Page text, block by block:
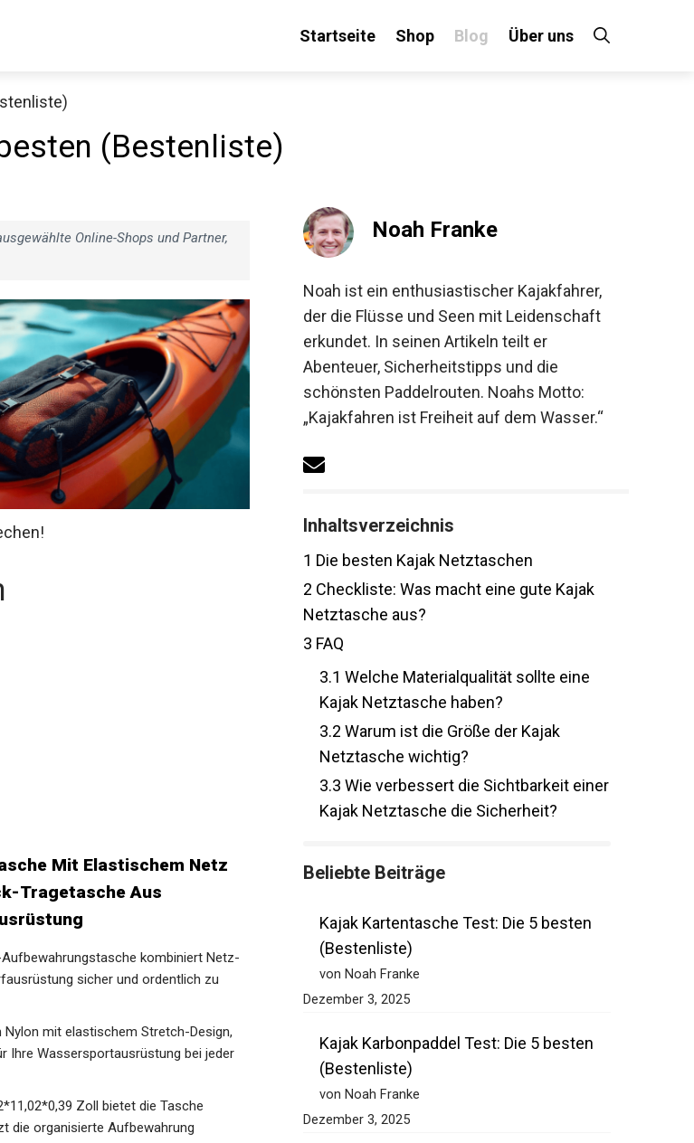
Startseite Shop Blog Über uns
Online-Shops und Partner,
Mit Elastischem Netz
Tragetasche Aus
kombiniert Netz-
mit elastischem Stretch-Design,
Noah Franke
Noah ist ein enthusiastischer Kajakfahrer,
der die Flüsse und Seen mit Leidenschaft
erkundet. In seinen Artikeln teilt er
Abenteuer, Sicherheitstipps und die
schönsten Paddelrouten. Noahs Motto:
„Kajakfahren ist Freiheit auf dem Wasser.“
Inhaltsverzeichnis
Die besten Kajak Netztaschen
Checkliste: Was macht eine gute Kajak
Netztasche aus?
FAQ
3.1Welche Materialqualität sollte eine
Kajak Netztasche haben?
3.2Warum ist die Größe der Kajak
Netztasche wichtig?
3.3Wie verbessert die Sichtbarkeit
einer Kajak Netztasche die Sicherheit?
Beliebte Beiträge
Kajak Kartentasche Test: Die 5 besten
(Bestenliste)
von Noah Franke
Dezember 3, 2025
Kajak Karbonpaddel Test: Die 5 besten
(Bestenliste)
von Noah Franke
Dezember 3, 2025
Decathlon Sale
Produkte im Sale bei Decathlon an!